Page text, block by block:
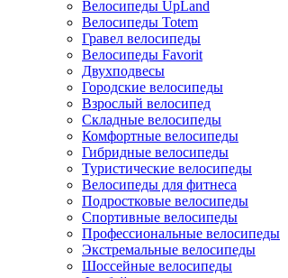
Велосипеды UpLand
Велосипеды Totem
Гравел велосипеды
Велосипеды Favorit
Двухподвесы
Городские велосипеды
Взрослый велосипед
Складные велосипеды
Комфортные велосипеды
Гибридные велосипеды
Туристические велосипеды
Велосипеды для фитнеса
Подростковые велосипеды
Спортивные велосипеды
Профессиональные велосипеды
Экстремальные велосипеды
Шоссейные велосипеды